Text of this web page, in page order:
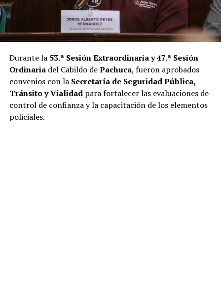
Durante la 53.ª Sesión Extraordinaria y 47.ª Sesión
Ordinariadel Cabildo dePachuca, fueron aprobados
convenios con la Secretaría de Seguridad Pública,
Tránsito y Vialidadpara fortalecer las evaluaciones de
control de confianza y la capacitación de los elementos
policiales.